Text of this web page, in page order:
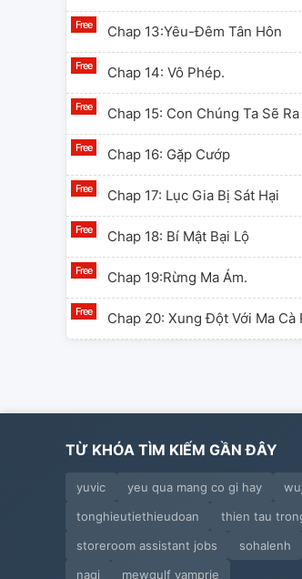
Chap 13:Yêu-Đêm Tân Hôn
Chap 14: Vô Phép.
Chap 15: Con Chúng Ta Sẽ Ra
Chap 16: Gặp Cướp
Chap 17: Lục Gia Bị Sát Hại
Chap 18: Bí Mật Bại Lộ
Chap 19:Rừng Ma Ám.
Chap 20: Xung Đột Với Ma Cà
Chap 23
Chap 24
Chap 25
TỪ KHÓA TÌM KIẾM GẦN ĐÂY
yuvic yeu qua mang co gi hay
tonghieutiethieudoan
thien tau
storeroom assistant jobs
sohalenh
nagi
mewgulf vamprie